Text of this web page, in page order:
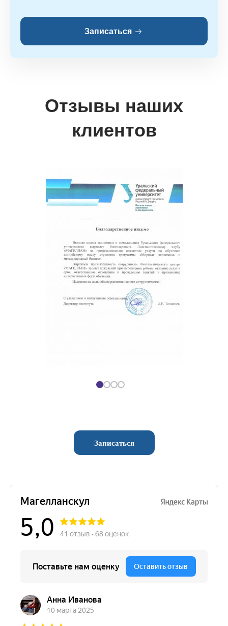
Записаться
Отзывы наших
клиентов
Записаться